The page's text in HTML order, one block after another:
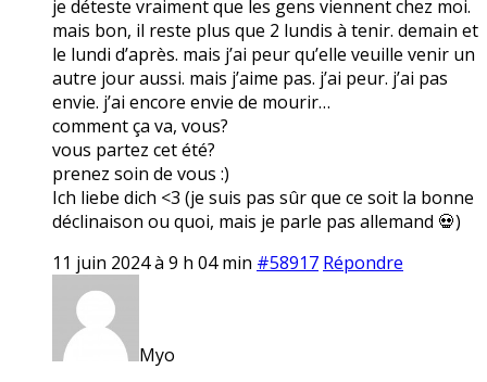
je déteste vraiment que les gens viennent chez moi.
mais bon, il reste plus que 2 lundis à tenir. demain et
le lundi d’après. mais j’ai peur qu’elle veuille venir un
autre jour aussi. mais j’aime pas. j’ai peur. j’ai pas
envie. j’ai encore envie de mourir…
comment ça va, vous?
vous partez cet été?
prenez soin de vous :)
Ich liebe dich <3 (je suis pas sûr que ce soit la bonne
déclinaison ou quoi, mais je parle pas allemand 💀)
11 juin 2024 à 9 h 04 min #58917 Répondre
Myo